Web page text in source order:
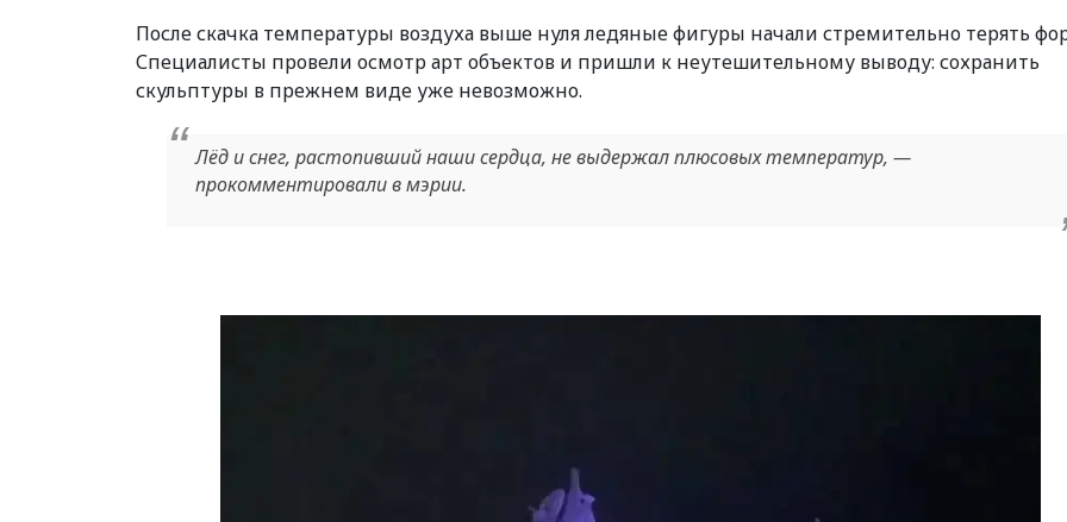
После скачка температуры воздуха выше нуля ледяные фигуры начали стремительно терять
Специалисты провели осмотр арт объектов и пришли к неутешительному выводу: сохранить
скульптуры в прежнем виде уже невозможно.
Лёд и снег, растопивший наши сердца, не выдержал плюсовых температур, —
прокомментировали в мэрии.